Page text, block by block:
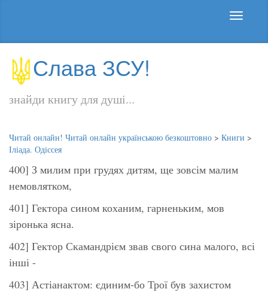
Слава ЗСУ!
знайди книгу для душі...
Читай онлайн! Читай онлайн українською безкоштовно > Книги >
Іліада. Одіссея
400] З милим при грудях дитям, ще зовсім малим
немовлятком,
401] Гектора сином коханим, гарненьким, мов
зіронька ясна.
402] Гектор Скамандрієм звав свого сина малого, всі
інші -
403] Астіанактом: єдиним-бо Трої був захистом